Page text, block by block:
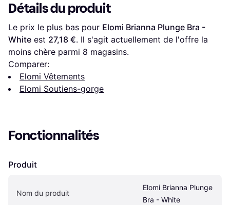
Détails du produit
Le prix le plus bas pour Elomi Brianna Plunge Bra -
White est 27,18 €. Il s'agit actuellement de l'offre la
moins chère parmi 8 magasins.
Comparer:
Elomi Vêtements
Elomi Soutiens-gorge
Fonctionnalités
Produit
Nom du produit
Elomi Brianna Plunge
Bra - White